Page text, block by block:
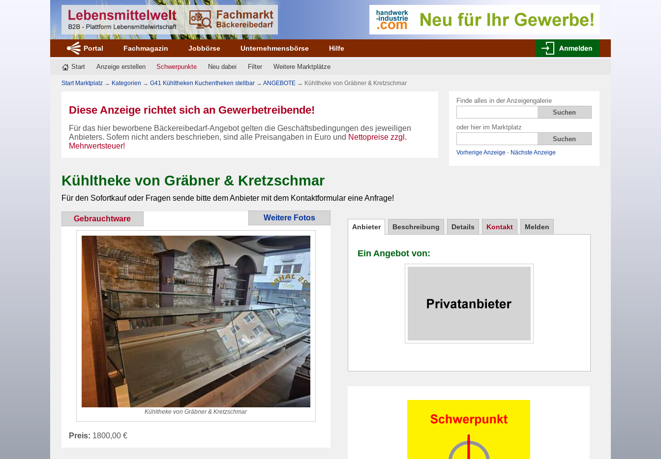
Portal Fachmagazin Jobbörse Unternehmensbörse Hilfe
Start Anzeige erstellen Schwerpunkte Neu dabei Filter Weitere Marktplätze
Finde alles in der Anzeigengalerie
oder hier im Marktplatz
Vorherige Anzeige - Nächste Anzeige
Start Marktplatz → Kategorien → G41 Kühltheken Kuchentheken stellbar → ANGEBOTE → Kühltheke von Gräbner & Kretzschmar
Diese Anzeige richtet sich an Gewerbetreibende!
Für das hier beworbene Bäckereibedarf-Angebot gelten die Geschäftsbedingungen des jeweiligen
Anbieters. Sofern nicht anders beschrieben, sind alle Preisangaben in Euro und Nettopreise zzgl.
Mehrwertsteuer!
Kühltheke von Gräbner & Kretzschmar
Für den Sofortkauf oder Fragen sende bitte dem Anbieter mit dem Kontaktformular eine Anfrage!
Gebrauchtware Weitere Fotos
Kühltheke von Gräbner & Kretzschmar
Preis: 1800,00 €
Anbieter Beschreibung Details Kontakt Melden
Ein Angebot von: